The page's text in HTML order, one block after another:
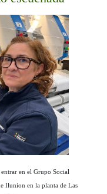
en el Grupo Social
Ilunion en la planta de Las